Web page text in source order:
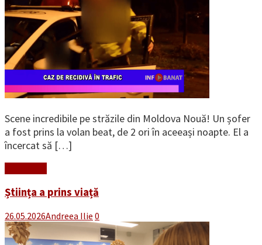
Scene incredibile pe străzile din Moldova Nouă! Un șofer
a fost prins la volan beat, de 2 ori în aceeași noapte. El a
încercat să […]
Știința a prins viață
26.05.2026Andreea Ilie 0